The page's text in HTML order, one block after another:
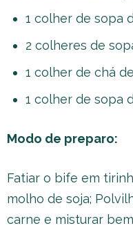
1 colher de sopa
2 colheres de
1 colher de chá
1 colher de sopa
Modo de preparo:
Fatiar o bife em
molho de soja;
carne e misturar